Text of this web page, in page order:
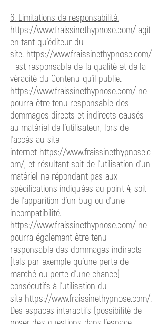
6. Limitations de responsabilité.
https://www.fraissinethypnose.com/ agit
en tant qu’éditeur du
site. https://www.fraissinethypnose.com/
est responsable de la qualité et de la
véracité du Contenu qu’il publie.
https://www.fraissinethypnose.com/ ne
pourra être tenu responsable des
dommages directs et indirects causés
au matériel de l’utilisateur, lors de
l’accès au site
internet https://www.fraissinethypnose.c
om/, et résultant soit de l’utilisation d’un
matériel ne répondant pas aux
spécifications indiquées au point 4, soit
de l’apparition d’un bug ou d’une
incompatibilité.
https://www.fraissinethypnose.com/ ne
pourra également être tenu
responsable des dommages indirects
(tels par exemple qu’une perte de
marché ou perte d’une chance)
consécutifs à l’utilisation du
site https://www.fraissinethypnose.com/.
Des espaces interactifs (possibilité de